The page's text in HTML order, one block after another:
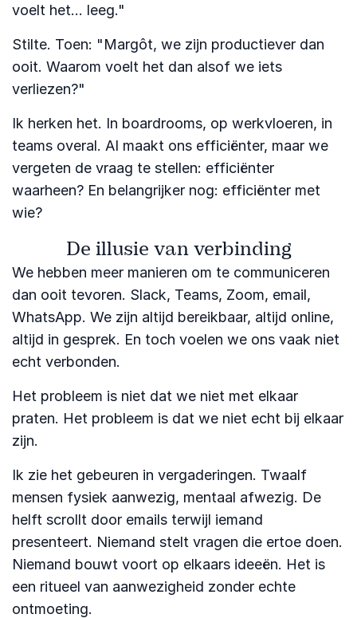
voelt het... leeg."
Stilte. Toen: "Margôt, we zijn productiever dan
ooit. Waarom voelt het dan alsof we iets
verliezen?"
Ik herken het. In boardrooms, op werkvloeren, in
teams overal. AI maakt ons efficiënter, maar we
vergeten de vraag te stellen: efficiënter
waarheen? En belangrijker nog: efficiënter met
wie?
De illusie van verbinding
We hebben meer manieren om te communiceren
dan ooit tevoren. Slack, Teams, Zoom, email,
WhatsApp. We zijn altijd bereikbaar, altijd online,
altijd in gesprek. En toch voelen we ons vaak niet
echt verbonden.
Het probleem is niet dat we niet met elkaar
praten. Het probleem is dat we niet echt bij elkaar
zijn.
Ik zie het gebeuren in vergaderingen. Twaalf
mensen fysiek aanwezig, mentaal afwezig. De
helft scrollt door emails terwijl iemand
presenteert. Niemand stelt vragen die ertoe doen.
Niemand bouwt voort op elkaars ideeën. Het is
een ritueel van aanwezigheid zonder echte
ontmoeting.